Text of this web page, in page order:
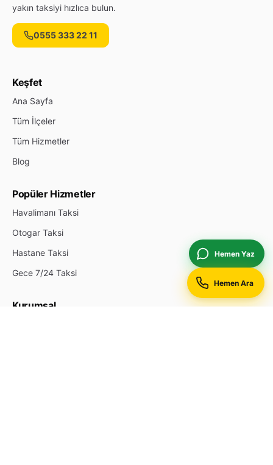
yakın taksiyi hızlıca bulun.
0555 333 22 11
Keşfet
Ana Sayfa
Tüm İlçeler
Tüm Hizmetler
Blog
Popüler Hizmetler
Havalimanı Taksi
Otogar Taksi
Hastane Taksi
Gece 7/24 Taksi
Kurumsal
Hemen Yaz
Hemen Ara